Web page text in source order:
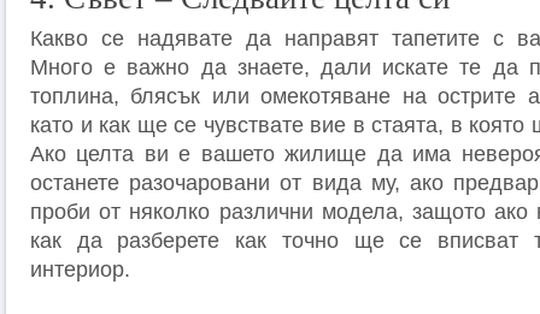
Какво се надявате да направят тапетите с
Много е важно да знаете, дали искате те да
топлина, блясък или омекотяване на острите
като и как ще се чувствате вие в стаята, в която
Ако целта ви е вашето жилище да има
останете разочаровани от вида му, ако
проби от няколко различни модела, защото
как да разберете как точно ще се вписват
интериор.